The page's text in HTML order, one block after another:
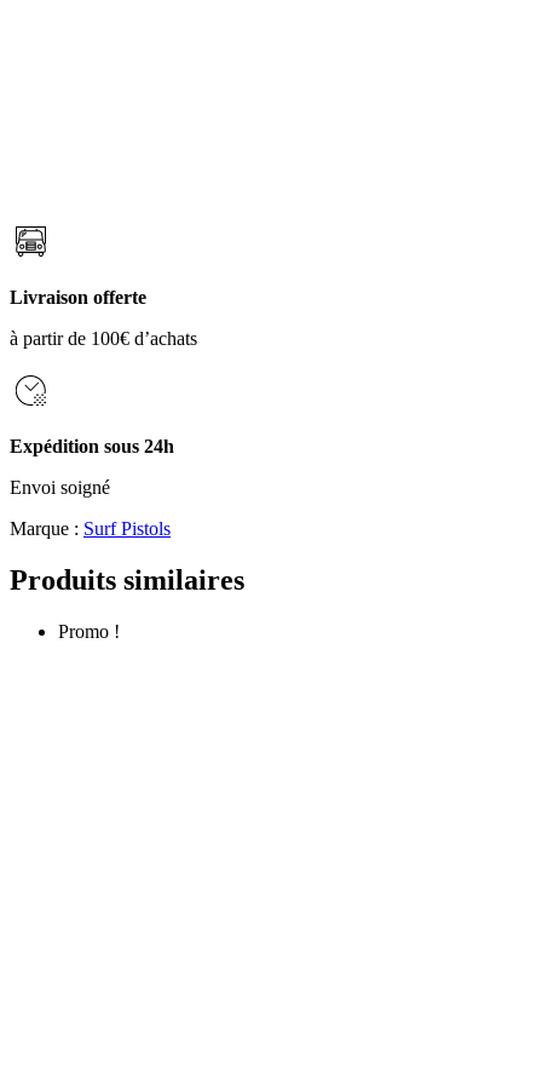
Livraison offerte
à partir de 100€ d’achats
Expédition sous 24h
Envoi soigné
Marque : Surf Pistols
Produits similaires
Promo !